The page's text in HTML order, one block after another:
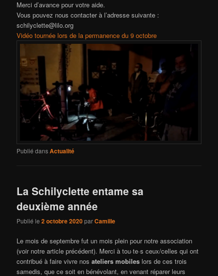
Merci d’avance pour votre aide.
Vous pouvez nous contacter à l’adresse suivante :
schilyclette@lilo.org
Vidéo tournée lors de la permanence du 9 octobre
Publié dansActualité
La Schilyclette entame sa
deuxième année
Publié le2 octobre 2020parCamille
Le mois de septembre fut un mois plein pour notre association
(voir notre article précédent). Merci à tou·te·s ceux/celles qui ont
contribué à faire vivre nosateliers mobiles lors de ces trois
samedis, que ce soit en bénévolant, en venant réparer leurs